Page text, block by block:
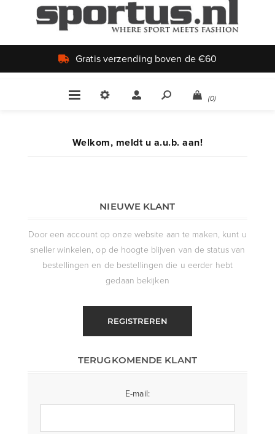
Gratis verzending boven de €60
(0)
Welkom, meldt u a.u.b. aan!
NIEUWE KLANT
Door een account op onze website aan te maken, kunt u
sneller winkelen, op de hoogte blijven van de status van
bestellingen en de bestellingen die u eerder hebt
gedaan bekijken
REGISTREREN
TERUGKOMENDE KLANT
E-mail: